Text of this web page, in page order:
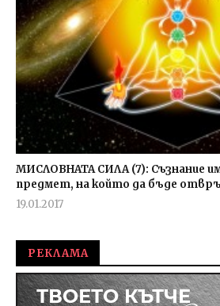
МИСЛОВНАТА СИЛА (7): Съзнание
предмет, на който да бъде
19.01.2017
РЕКЛАМА